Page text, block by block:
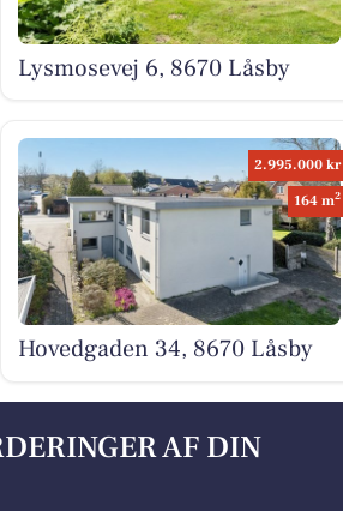
Lysmosevej 6, 8670 Låsby
2.995.000 kr
164 m2
Hovedgaden 34, 8670 Låsby
AF DIN